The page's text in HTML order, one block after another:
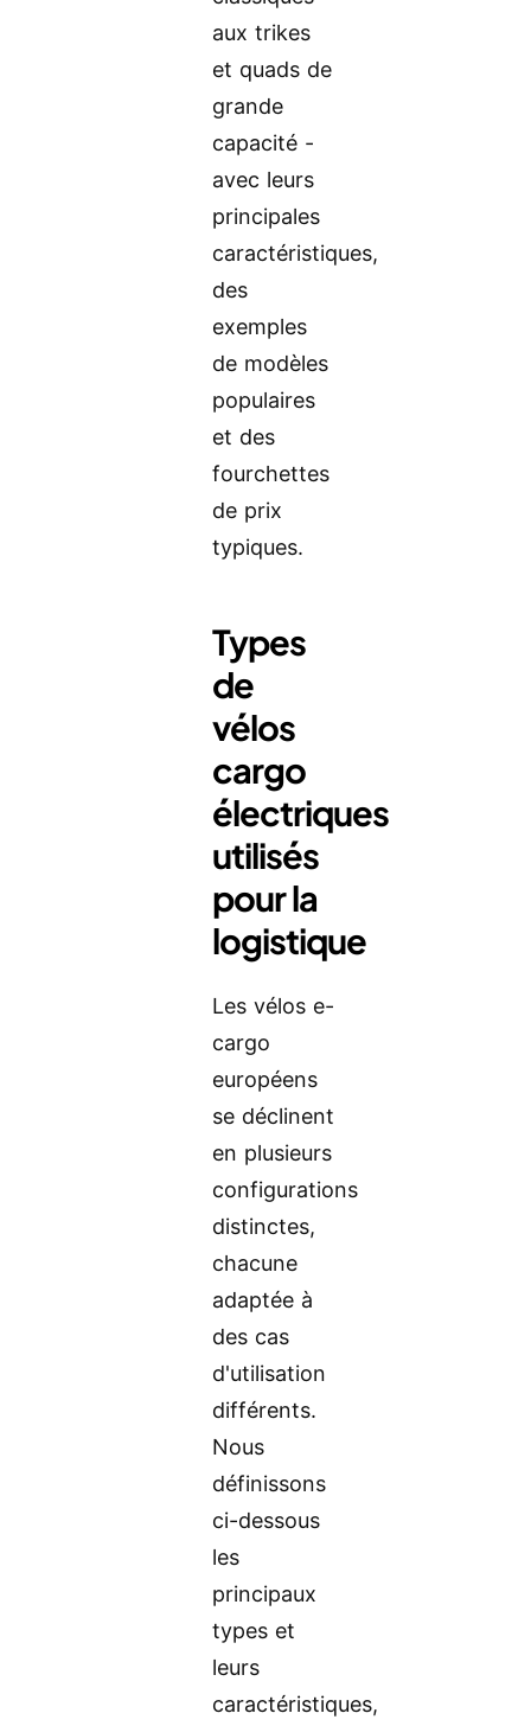
aux trikes
et quads de
grande
capacité -
avec leurs
principales
caractéristiques,
des
exemples
de modèles
populaires
et des
fourchettes
de prix
typiques.
Types
de
vélos
cargo
électriques
utilisés
pour la
logistique
Les vélos e-
cargo
européens
se déclinent
en plusieurs
configurations
distinctes,
chacune
adaptée à
des cas
d'utilisation
différents.
Nous
définissons
ci-dessous
les
principaux
types et
leurs
caractéristiques,